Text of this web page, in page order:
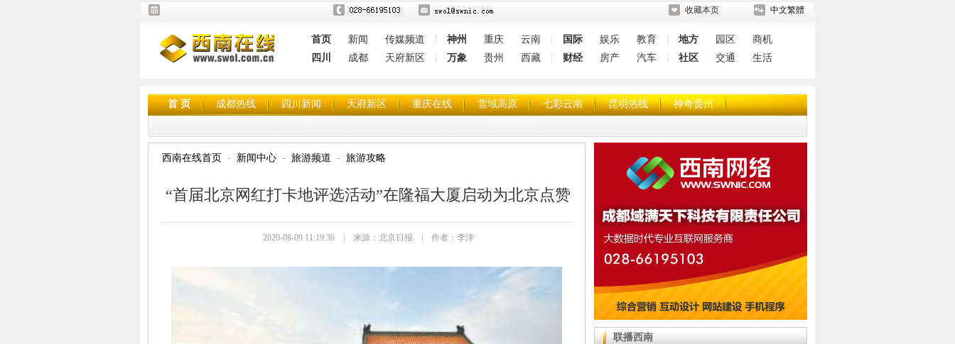
中文繁體
收藏本页
首页 新闻 传媒频道 ┆ 神州 重庆 云南 ┆ 国际 娱乐 教育 ┆ 地方 园区
商机
四川
成都 天府新区 ┆ 万象 贵州 西藏 ┆ 财经 房产 汽车 ┆ 社区 交通 生活
首 页 成都热线 四川新闻 天府新区 重庆在线 雪域高原 七彩云南 昆明热线 神奇贵州
西南在线首页 新闻中心 旅游频道 旅游攻略
“首届北京网红打卡地评选活动”在隆福大厦启动为北京点赞
2020-08-09 11:19:36 | 来源：北京日报 | 作者：李洋
联播西南